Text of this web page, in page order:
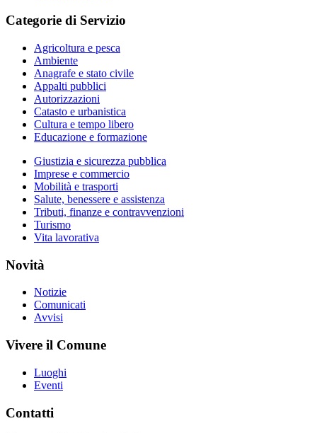
Categorie di Servizio
Agricoltura e pesca
Ambiente
Anagrafe e stato civile
Appalti pubblici
Autorizzazioni
Catasto e urbanistica
Cultura e tempo libero
Educazione e formazione
Giustizia e sicurezza pubblica
Imprese e commercio
Mobilità e trasporti
Salute, benessere e assistenza
Tributi, finanze e contravvenzioni
Turismo
Vita lavorativa
Novità
Notizie
Comunicati
Avvisi
Vivere il Comune
Luoghi
Eventi
Contatti